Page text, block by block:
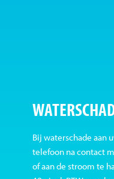
Bij waterschade aan
telefoon na contact
of aan de stroom te